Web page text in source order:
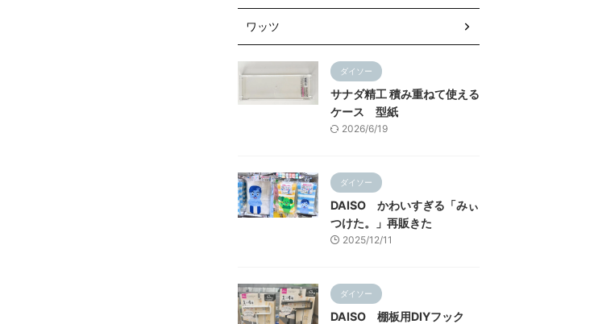
ワッツ
ダイソー
サナダ精工 積み重ねて使える
ケース 型紙
2026/6/19
ダイソー
DAISO かわいすぎる「みぃ
つけた。」再販きた
2025/12/11
ダイソー
DAISO 棚板用DIYフック